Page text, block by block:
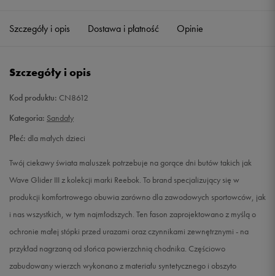
27,5
34 22 cm
Szczegóły i opis Dostawa i płatność Opinie
Szczegóły i opis
Kod produktu: CN8612
Kategoria: Sandały
Płeć: dla małych dzieci
Twój ciekawy świata maluszek potrzebuje na gorące dni butów takich jak
Wave Glider III z kolekcji marki Reebok. To brand specjalizujący się w
produkcji komfortrowego obuwia zarówno dla zawodowych sportowców, jak
i nas wszystkich, w tym najmłodszych. Ten fason zaprojektowano z myślą o
ochronie małej stópki przed urazami oraz czynnikami zewnętrznymi - na
przykład nagrzaną od słońca powierzchnią chodnika. Częściowo
zabudowany wierzch wykonano z materiału syntetycznego i obszyto